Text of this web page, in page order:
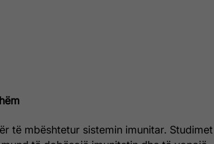
të mbështetur sistemin imunitar. Studimet